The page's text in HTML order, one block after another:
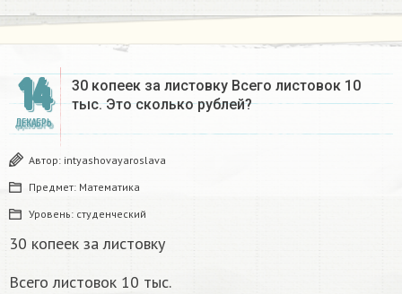
14
ДЕКАБРЬ
30 копеек за листовку Всего листовок 10
тыс. Это сколько рублей?
Автор: intyashovayaroslava
Предмет: Математика
Уровень: студенческий
30 копеек за листовку
Всего листовок 10 тыс.